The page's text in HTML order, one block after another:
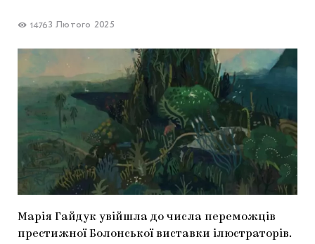
СПЕЦПРОЄКТИ
THE UKRAINIAN PAVILION AT VENICE BIENNALE
2022
МАРІУПОЛЬСЬКІ МАРГІНАЛІЇ
ДОСЛІДНИЦЬКА ПЛАТФОРМА
ЗАПАЛЕННЯ
CARPATHIAN CULT ПРО РІЗДВЯНІ СВЯТА
14763 Лютого 2025
Марія Гайдук увійшла до числа переможців
престижної Болонської виставки ілюстраторів.